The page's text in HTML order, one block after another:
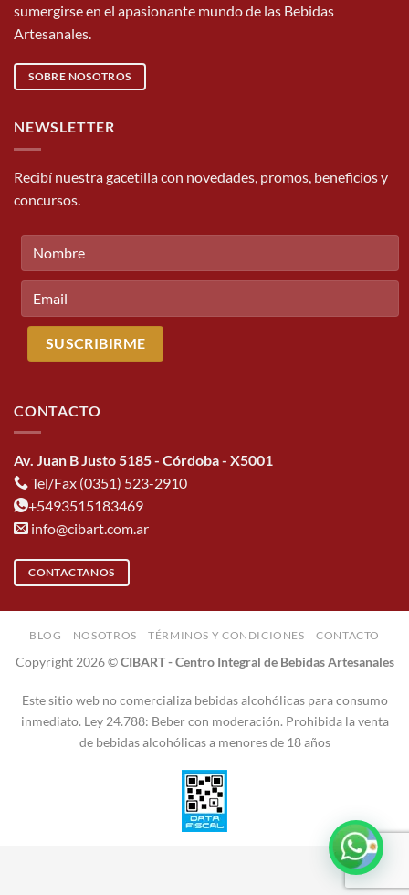
sumergirse en el apasionante mundo de las Bebidas
Artesanales.
SOBRE NOSOTROS
NEWSLETTER
Recibí nuestra gacetilla con novedades, promos, beneficios y
concursos.
CONTACTO
Av. Juan B Justo 5185 - Córdoba - X5001
Tel/Fax (0351) 523-2910
+5493515183469
info@cibart.com.ar
CONTACTANOS
BLOG NOSOTROS TÉRMINOS Y CONDICIONES CONTACTO
Copyright 2026 ©CIBART - Centro Integral de Bebidas Artesanales
Este sitio web no comercializa bebidas alcohólicas para consumo
inmediato. Ley 24.788: Beber con moderación. Prohibida la venta
de bebidas alcohólicas a menores de 18 años